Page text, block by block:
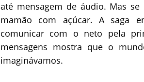
até mensagem de áudio. Mas
mamão com açúcar. A saga
comunicar com o neto pela
mensagens mostra que o
imaginávamos.